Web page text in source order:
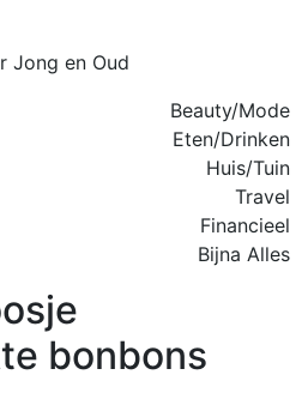
Jong en Oud
Beauty/Mode
Eten/Drinken
Huis/Tuin
Travel
Financieel
Bijna Alles
bonbons